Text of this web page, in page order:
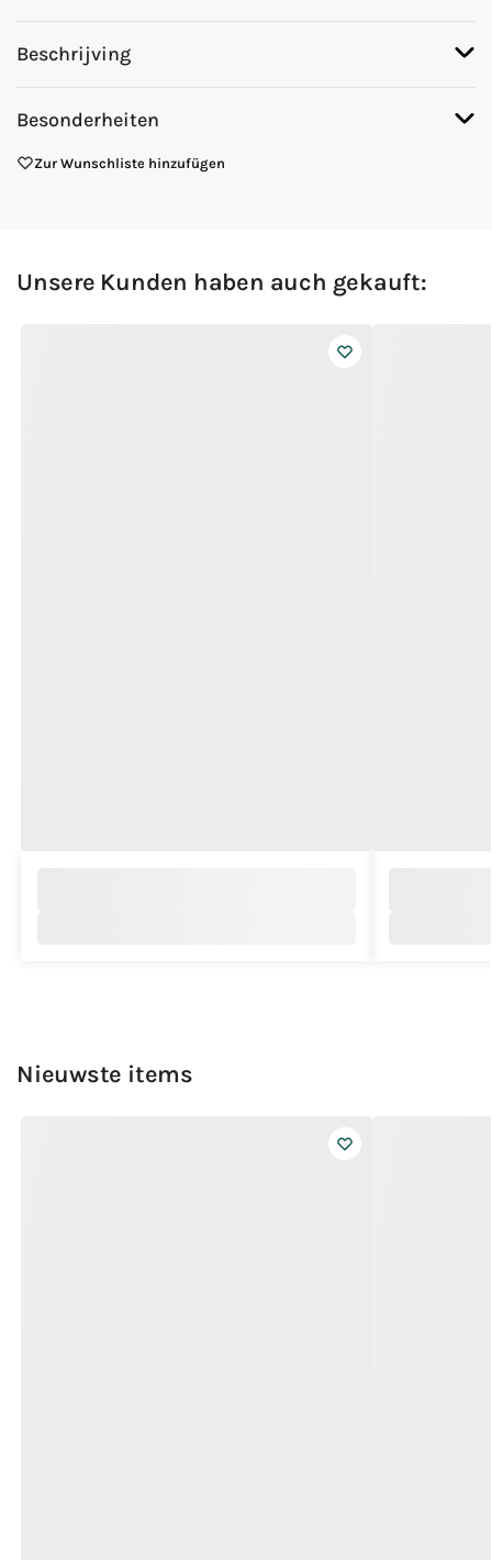
Beschrijving
Besonderheiten
Zur Wunschliste hinzufügen
Unsere Kunden haben auch gekauft:
Nieuwste items